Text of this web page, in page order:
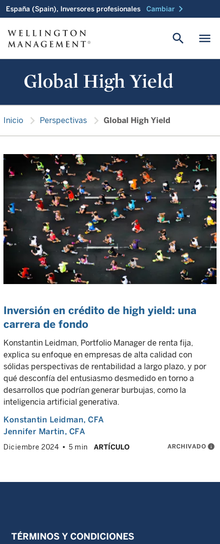
España (Spain), Inversores profesionales Cambiar chevron_right
menu
search
Global High Yield
Inicio chevron_right Perspectivas chevron_right Global High Yield
Inversión en crédito de high yield: una
carrera de fondo
Konstantin Leidman, Portfolio Manager de renta fija,
explica su enfoque en empresas de alta calidad con
sólidas perspectivas de rentabilidad a largo plazo, y por
qué desconfía del entusiasmo desmedido en torno a
desarrollos que podrían generar burbujas, como la
inteligencia artificial generativa.
Konstantin Leidman, CFA
Jennifer Martin, CFA
Diciembre 2024 5 min ARTÍCULO ARCHIVADO info
TÉRMINOS Y CONDICIONES